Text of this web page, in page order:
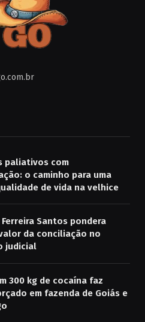
paliativos com
o caminho para uma
de vida na velhice
Ferreira Santos pondera
da conciliação no
judicial
300 kg de cocaína faz
em fazenda de Goiás e